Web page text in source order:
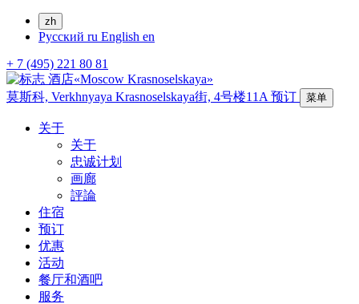
zh
Русский ru English en
+ 7 (495) 221 80 81
莫斯科, Verkhnyaya Krasnoselskaya街, 4号楼11A 预订 菜单
关于
关于
忠诚计划
画廊
評論
住宿
预订
优惠
活动
餐厅和酒吧
服务